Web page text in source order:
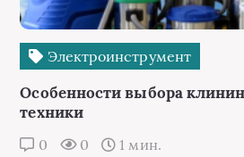
Электроинструмент
Особенности выбора
техники
0 0 1 мин.